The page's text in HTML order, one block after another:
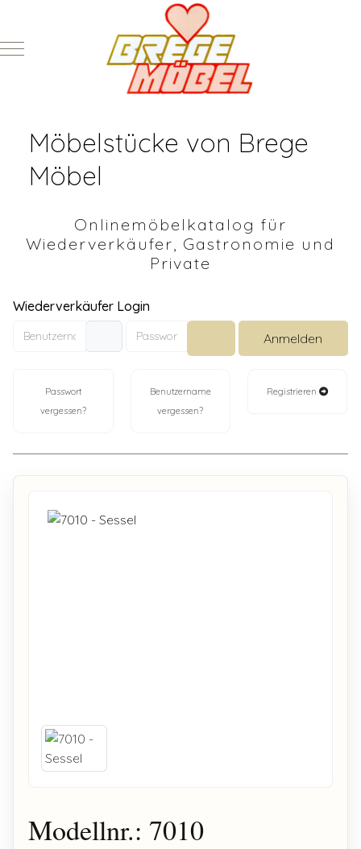
Mobile Menu Toggle
Möbelstücke von Brege
Möbel
Onlinemöbelkatalog für
Wiederverkäufer, Gastronomie und
Private
Wiederverkäufer Login
Benutzername
Passwort
Passwort anzeigen
Anmelden
Passwort
vergessen?
Benutzername
vergessen?
Registrieren
Modellnr.: 7010